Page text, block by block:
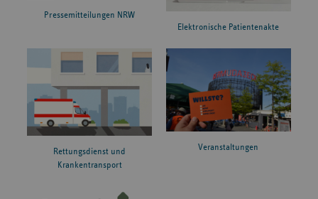
Pressemitteilungen NRW
Elektronische Patientenakte
Rettungsdienst und
Krankentransport
Veranstaltungen